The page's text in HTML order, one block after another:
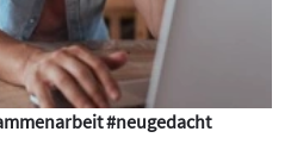
#neugedacht